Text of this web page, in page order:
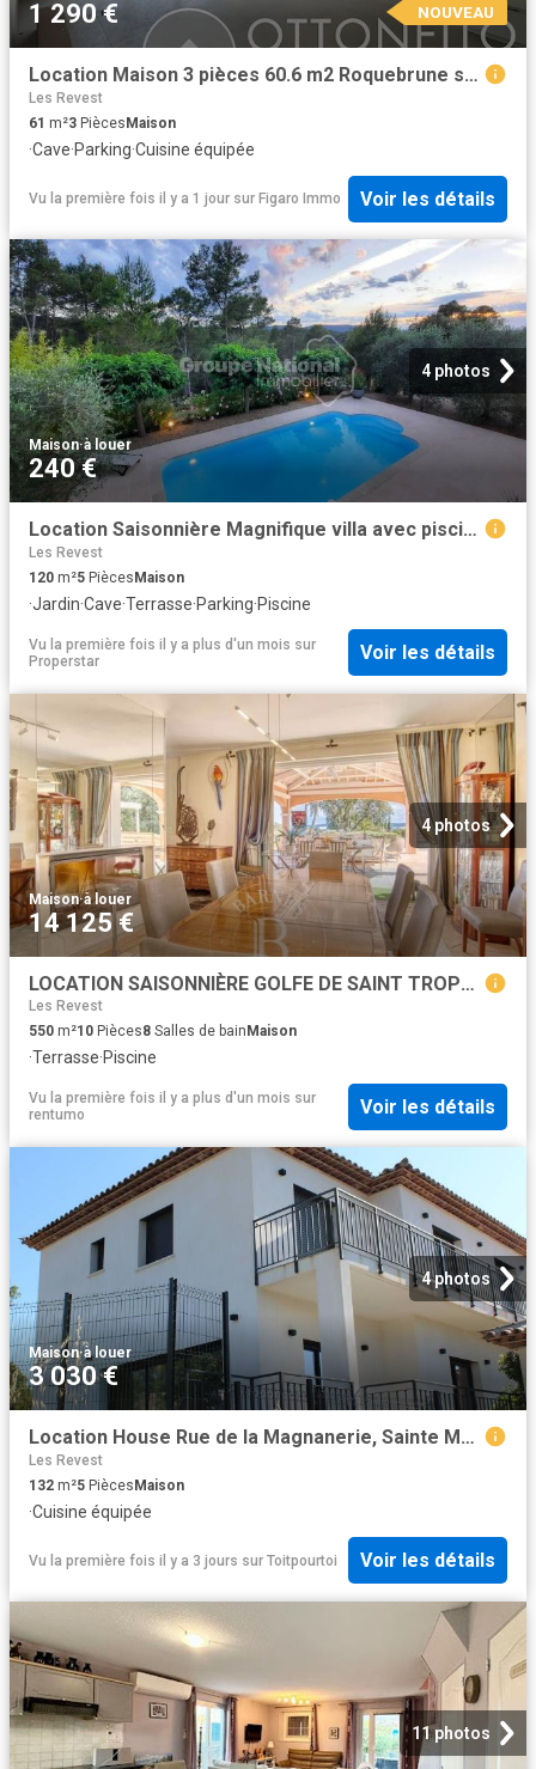
1 290 € NOUVEAU
Location Maison 3 pièces 60.6 m2 Roquebrune sur Argens
Les Revest
61 m²3 Pièces Maison
·Cave·Parking·Cuisine équipée
Vu la première fois il y a 1 jour sur Figaro Immo Voir les détails
4 photos
Maison·à louer
240 €
Location Saisonnière Magnifique villa avec piscine privée au calme 6 personnes
Les Revest
120 m²5 PiècesMaison
·Jardin·Cave·Terrasse·Parking·Piscine
Vu la première fois il y a plus d'un mois sur
Properstar
Voir les détails
4 photos
Maison·à louer
14 125 €
LOCATION SAISONNIÈRE GOLFE DE SAINT TROPEZ/GRIMAUD VILLA 8 CHAMBRES VUE MER PISCINE
Les Revest
550 m²10 Pièces8 Salles de bain Maison
·Terrasse·Piscine
Vu la première fois il y a plus d'un mois sur
rentumo
Voir les détails
4 photos
Maison·à louer
3 030 €
Location House Rue de la Magnanerie, Sainte Maxime
Les Revest
132 m²5 Pièces Maison
·Cuisine équipée
Vu la première fois il y a 3 jours sur Toitpourtoi Voir les détails
11 photos